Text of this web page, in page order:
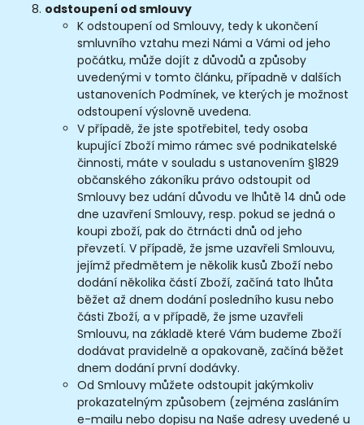
odstoupení od smlouvy
K odstoupení od Smlouvy, tedy k ukončení
smluvního vztahu mezi Námi a Vámi od jeho
počátku, může dojít z důvodů a způsoby
uvedenými v tomto článku, případně v dalších
ustanoveních Podmínek, ve kterých je možnost
odstoupení výslovně uvedena.
V případě, že jste spotřebitel, tedy osoba
kupující Zboží mimo rámec své podnikatelské
činnosti, máte v souladu s ustanovením §1829
občanského zákoníku právo odstoupit od
Smlouvy bez udání důvodu ve lhůtě 14 dnů ode
dne uzavření Smlouvy, resp. pokud se jedná o
koupi zboží, pak do čtrnácti dnů od jeho
převzetí. V případě, že jsme uzavřeli Smlouvu,
jejímž předmětem je několik kusů Zboží nebo
dodání několika částí Zboží, začíná tato lhůta
běžet až dnem dodání posledního kusu nebo
části Zboží, a v případě, že jsme uzavřeli
Smlouvu, na základě které Vám budeme Zboží
dodávat pravidelně a opakovaně, začíná běžet
dnem dodání první dodávky.
Od Smlouvy můžete odstoupit jakýmkoliv
prokazatelným způsobem (zejména zasláním
e-mailu nebo dopisu na Naše adresy uvedené u